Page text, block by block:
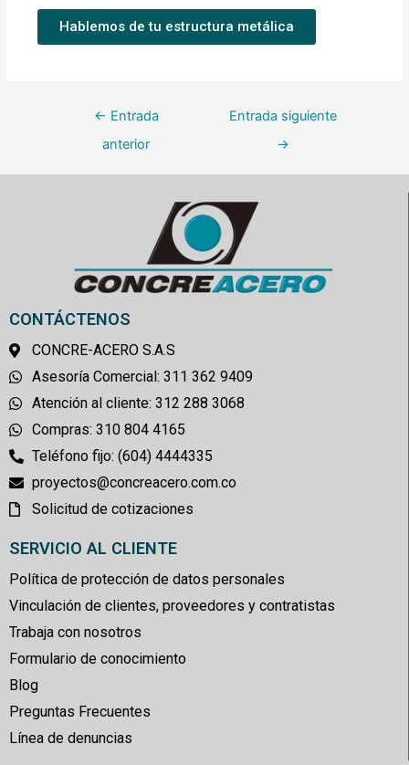
Hablemos de tu estructura metálica
← Entrada
anterior
Entrada siguiente
→
CONTÁCTENOS
CONCRE-ACERO S.A.S
Asesoría Comercial: 311 362 9409
Atención al cliente: 312 288 3068
Compras: 310 804 4165
Teléfono fijo: (604) 4444335
proyectos@concreacero.com.co
Solicitud de cotizaciones
SERVICIO AL CLIENTE
Política de protección de datos personales
Vinculación de clientes, proveedores y contratistas
Trabaja con nosotros
Formulario de conocimiento
Blog
Preguntas Frecuentes
Línea de denuncias